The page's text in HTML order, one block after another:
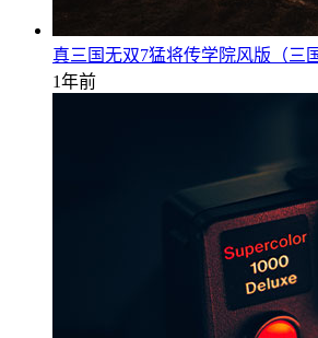
真三国无双7猛将传学院风版（三
1年前